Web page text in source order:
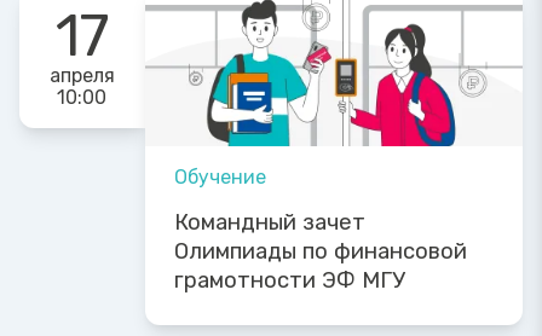
17
апреля
10:00
Обучение
Командный зачет
Олимпиады по финансовой
грамотности ЭФ МГУ